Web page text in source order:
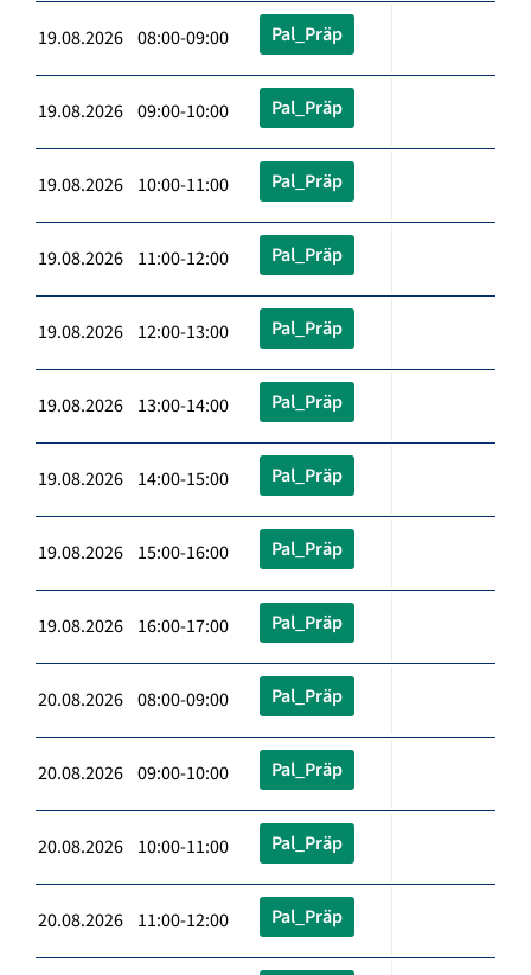
19.08.2026 08:00-09:00 Pal_Präp
19.08.2026 09:00-10:00 Pal_Präp
19.08.2026 10:00-11:00 Pal_Präp
19.08.2026 11:00-12:00 Pal_Präp
19.08.2026 12:00-13:00 Pal_Präp
19.08.2026 13:00-14:00 Pal_Präp
19.08.2026 14:00-15:00 Pal_Präp
19.08.2026 15:00-16:00 Pal_Präp
19.08.2026 16:00-17:00 Pal_Präp
20.08.2026 08:00-09:00 Pal_Präp
20.08.2026 09:00-10:00 Pal_Präp
20.08.2026 10:00-11:00 Pal_Präp
20.08.2026 11:00-12:00 Pal_Präp